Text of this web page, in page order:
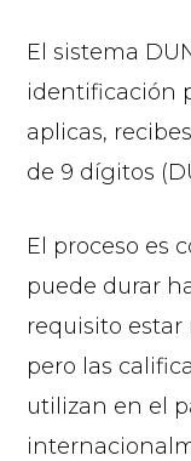
El sistema
identificación
aplicas,
de 9 dígitos
El proceso es
puede durar
requisito
pero las
utilizan en el